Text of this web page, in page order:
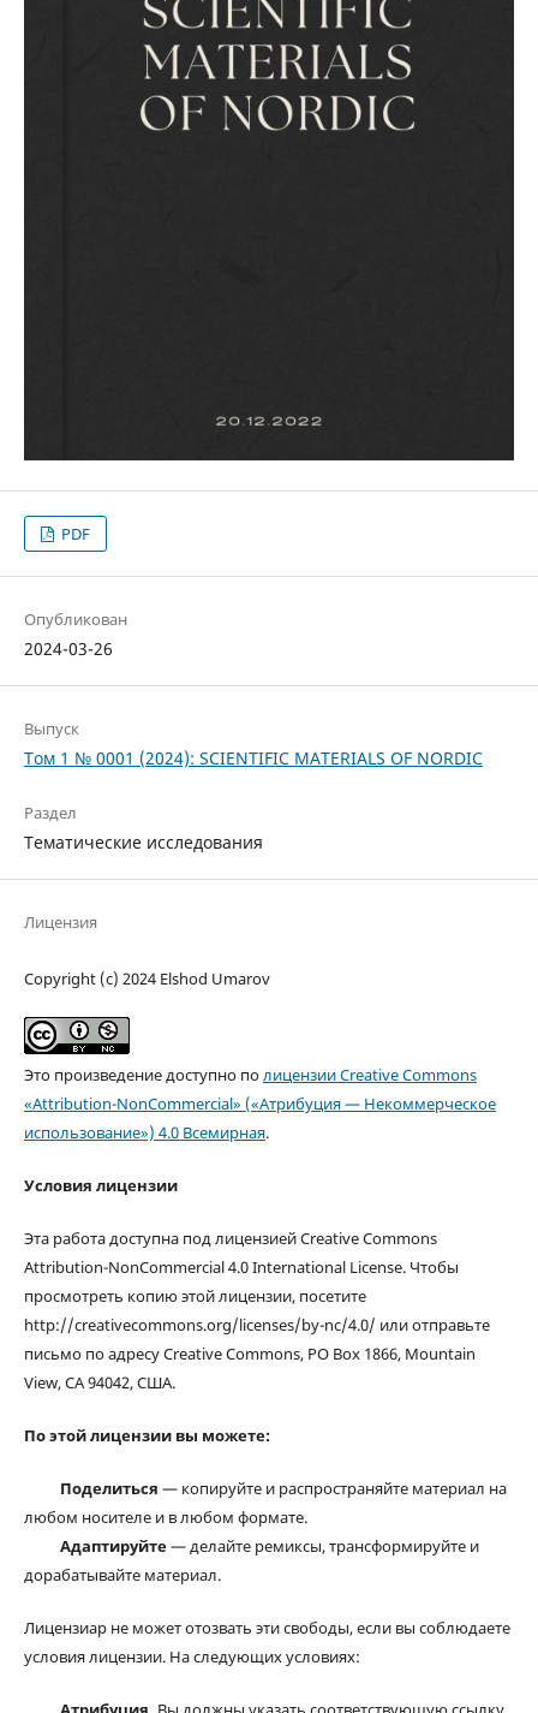
PDF
Опубликован
2024-03-26
Выпуск
Том 1 № 0001 (2024): SCIENTIFIC MATERIALS OF NORDIC
Раздел
Тематические исследования
Лицензия
Copyright (c) 2024 Elshod Umarov
Это произведение доступно полицензии Creative Commons
«Attribution-NonCommercial» («Атрибуция — Некоммерческое
использование») 4.0 Всемирная.
Условия лицензии
Эта работа доступна под лицензией Creative Commons
Attribution-NonCommercial 4.0 International License. Чтобы
просмотреть копию этой лицензии, посетите
http://creativecommons.org/licenses/by-nc/4.0/ или отправьте
письмо по адресу Creative Commons, PO Box 1866, Mountain
View, CA 94042, США.
По этой лицензии вы можете:
Поделиться — копируйте и распространяйте материал на
любом носителе и в любом формате.
Адаптируйте— делайте ремиксы, трансформируйте и
дорабатывайте материал.
Лицензиар не может отозвать эти свободы, если вы соблюдаете
условия лицензии. На следующих условиях: